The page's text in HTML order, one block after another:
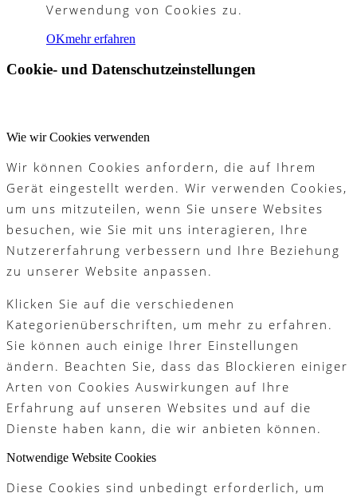
Menü Menü
Verwendung von Cookies zu.
OKmehr erfahren
Cookie- und Datenschutzeinstellungen
Wie wir Cookies verwenden
Wir können Cookies anfordern, die auf Ihrem
Gerät eingestellt werden. Wir verwenden Cookies,
um uns mitzuteilen, wenn Sie unsere Websites
besuchen, wie Sie mit uns interagieren, Ihre
Nutzererfahrung verbessern und Ihre Beziehung
zu unserer Website anpassen.
Klicken Sie auf die verschiedenen
Kategorienüberschriften, um mehr zu erfahren.
Sie können auch einige Ihrer Einstellungen
ändern. Beachten Sie, dass das Blockieren einiger
Arten von Cookies Auswirkungen auf Ihre
Erfahrung auf unseren Websites und auf die
Dienste haben kann, die wir anbieten können.
Notwendige Website Cookies
Diese Cookies sind unbedingt erforderlich, um